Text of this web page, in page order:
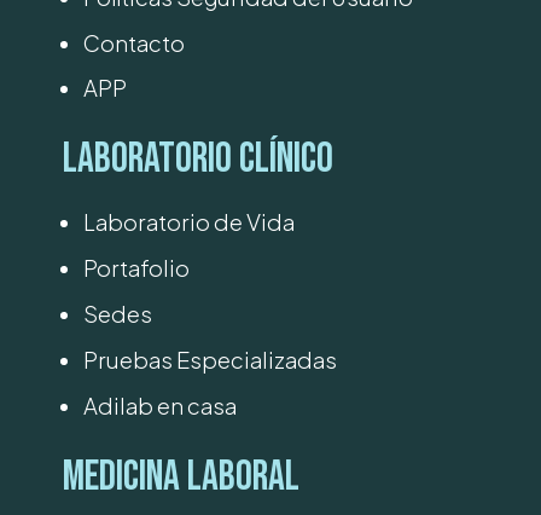
Contacto
APP
Laboratorio Clínico
Laboratorio de Vida
Portafolio
Sedes
Pruebas Especializadas
Adilab en casa
Medicina Laboral